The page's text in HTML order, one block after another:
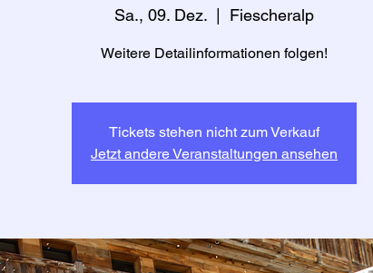
Sa., 09. Dez. Fiescheralp
Weitere Detailinformationen folgen!
Tickets stehen nicht zum Verkauf
Jetzt andere Veranstaltungen ansehen